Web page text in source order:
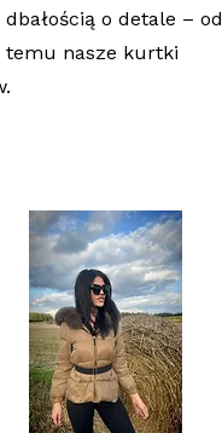
o detale – od
temu nasze kurtki